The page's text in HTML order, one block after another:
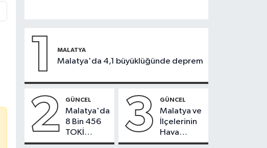
1 MALATYA
Malatya'da 4,1 büyüklüğünde deprem
2 GÜNCEL
Malatya'da
8 Bin 456
TOKİ
Konutunun
3 GÜNCEL
Malatya ve
İlçelerinin
Hava
Durumu -